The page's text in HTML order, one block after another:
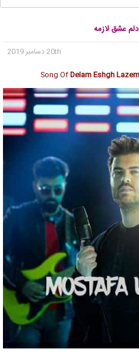
عشق لازمه
20th دسامبر 2019
Song OfDelam Eshgh